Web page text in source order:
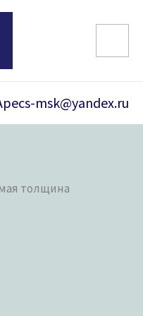
msk@yandex.ru
толщина